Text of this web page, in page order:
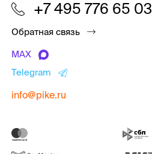
+7 495 776 65 03
Обратная связь
MAX
Telegram
info@pike.ru